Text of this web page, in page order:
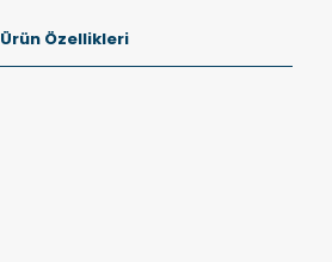
Ürün Özellikleri